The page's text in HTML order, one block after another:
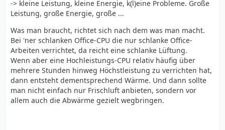
-> kleine Leistung, kleine Energie, k(l)eine Probleme. Große
Leistung, große Energie, große ...
Was man braucht, richtet sich nach dem was man macht.
Bei 'ner schlanken Office-CPU die nur schlanke Office-
Arbeiten verrichtet, da reicht eine schlanke Lüftung.
Wenn aber eine Hochleistungs-CPU relativ häufig über
mehrere Stunden hinweg Höchstleistung zu verrichten hat,
dann entsteht dementsprechend Wärme. Und dann sollte
man nicht einfach nur Frischluft anbieten, sondern vor
allem auch die Abwärme gezielt wegbringen.